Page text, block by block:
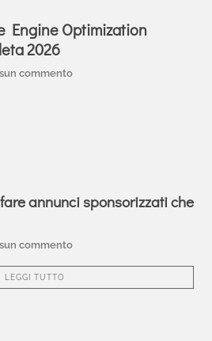
Engine Optimization
2026
commento
annunci sponsorizzati che
commento
LEGGI TUTTO